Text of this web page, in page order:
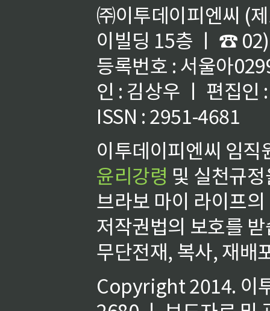
㈜이투데이피엔씨 (
이빌딩 15층 ㅣ ☎
등록번호 : 서울아
인 : 김상우 ㅣ 편집인
ISSN : 2951-4681
이투데이피엔씨 임
윤리강령 및 실천규
브라보 마이 라이프
저작권법의 보호를
무단전재, 복사, 재배
Copyright 2014. 이